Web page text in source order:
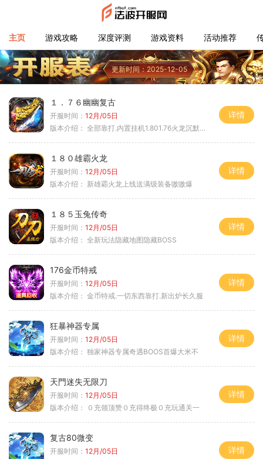
主页 游戏攻略 深度评测 游戏资料 活动推荐
更新时间：2025-12-05
１．７６幽幽复古
开服时间： 12月/05日
版本介绍： 全部靠打.内置挂机1.801.76火龙沉默微变
详情
１８０雄霸火龙
开服时间： 12月/05日
版本介绍： 新雄霸火龙上线送满级装备嗷嗷爆
详情
１８５玉兔传奇
开服时间： 12月/05日
版本介绍： 全新玩法隐藏地图隐藏BOSS
详情
176金币特戒
开服时间： 12月/05日
版本介绍： 金币特戒.一切东西靠打.新出炉长久服
详情
狂暴神器专属
开服时间： 12月/05日
版本介绍： 独家神器专属奇遇BOOS首爆大米不
详情
天門迷失无限刀
开服时间： 12月/05日
版本介绍：
０充领顶赞０充得终极０充玩通关一
详情
复古80微变
开服时间： 12月/05日
详情